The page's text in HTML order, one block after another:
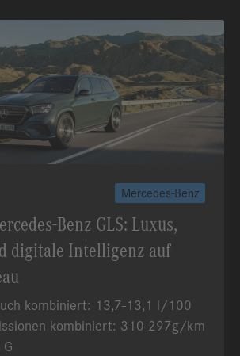
Mercedes-Benz
Benz GLS: Luxus,
digitale Intelligenz auf
kombiniert: 13,7-13,1 l/100
kombiniert: 310-297g/km